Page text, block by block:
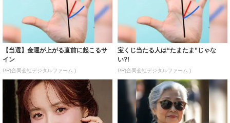
【当選】金運が上がる直前に起こるサ
イン
PR(合同会社デジタルファーム )
宝くじ当たる人は“たまたま”じゃな
い?!
PR(合同会社デジタルファーム )